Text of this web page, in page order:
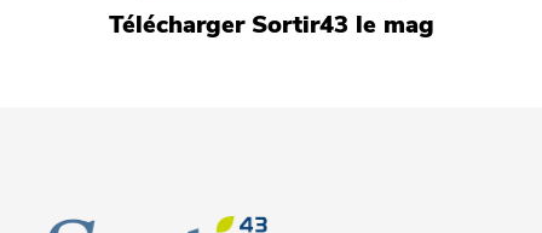
Télécharger Sortir43 le mag